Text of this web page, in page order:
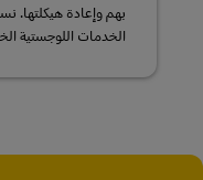
بهم وإعادة هيكلتها.
الخدمات اللوجستية